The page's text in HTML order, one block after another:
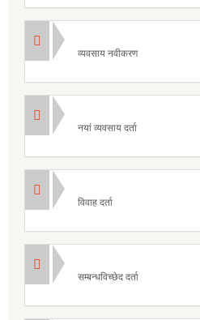
व्यवसाय नवीकरण
नयां व्यवसाय दर्ता
विवाह दर्ता
सम्बन्धविच्छेद दर्ता